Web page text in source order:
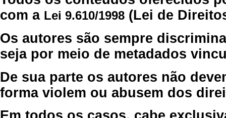
com a Lei 9.610/1998 (Lei de
Os autores são sempre
seja por meio de metadados
De sua parte os autores não
forma violem ou abusem dos